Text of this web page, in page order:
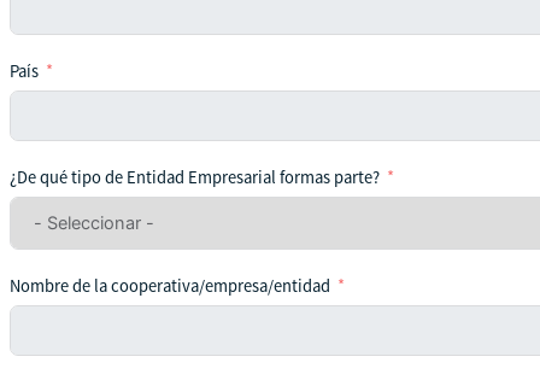
País
¿De qué tipo de Entidad Empresarial formas parte?
Nombre de la cooperativa/empresa/entidad